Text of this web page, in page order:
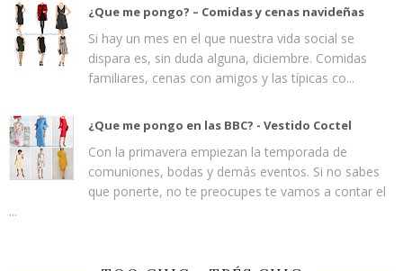
¿Que me pongo? – Comidas y cenas navideñas
Si hay un mes en el que nuestra vida social se
dispara es, sin duda alguna, diciembre. Comidas
familiares, cenas con amigos y las típicas co...
¿Que me pongo en las BBC? - Vestido Coctel
Con la primavera empiezan la temporada de
comuniones, bodas y demás eventos. Si no sabes
que ponerte, no te preocupes te vamos a contar el
...